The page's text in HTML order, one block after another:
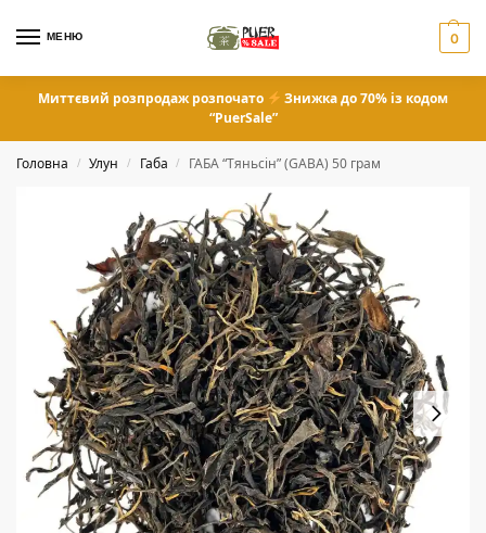
МЕНЮ 0
Миттєвий розпродаж розпочато
Знижка до 70% із кодом
“PuerSale”
Головна / Улун / Габа / ГАБА “Тяньсін” (GABA) 50 грам